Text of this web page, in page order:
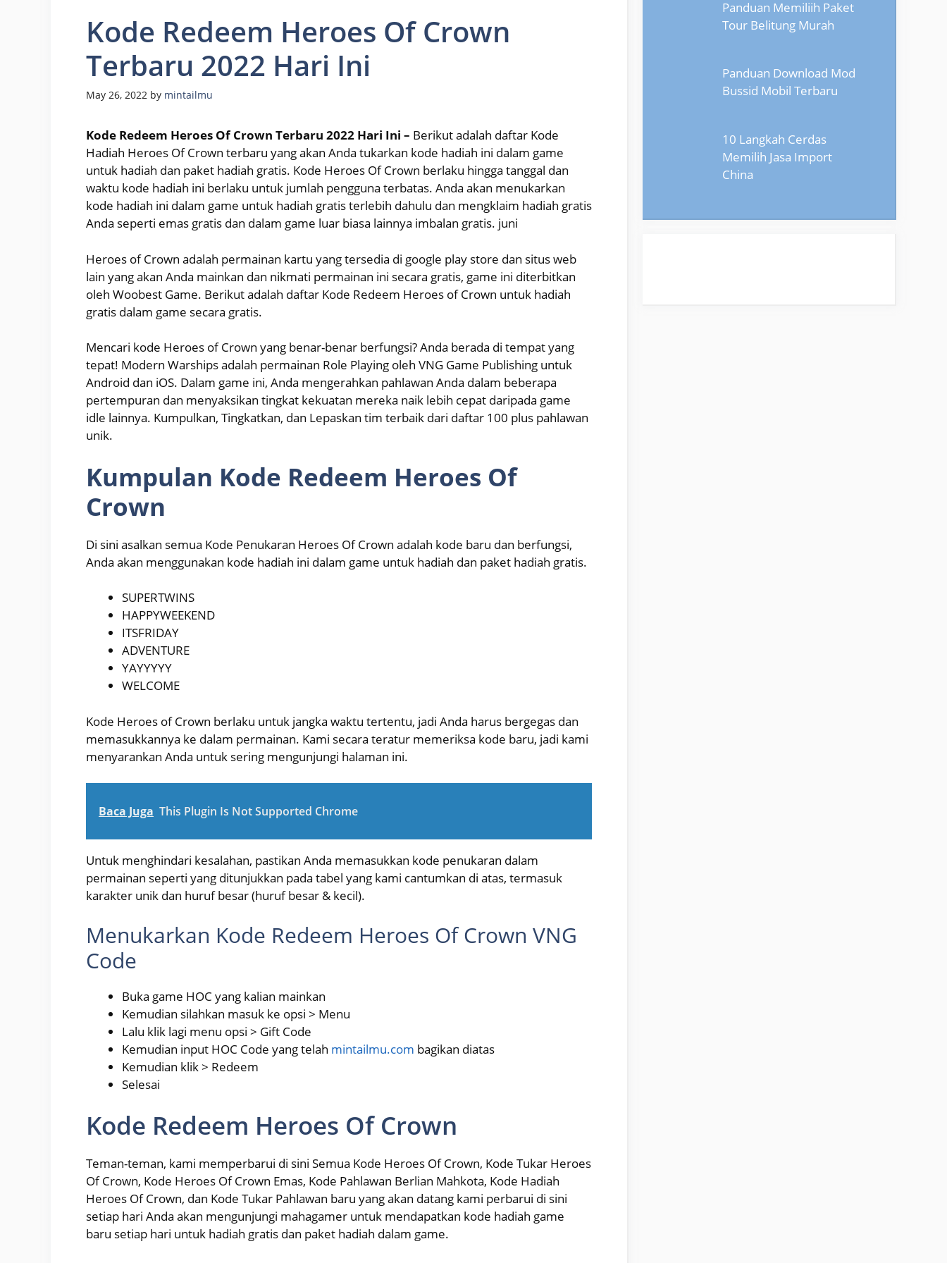
Kode Redeem Heroes Of Crown
Terbaru 2022 Hari Ini
May 26, 2022 by mintailmu
Kode Redeem Heroes Of Crown Terbaru 2022 Hari Ini – Berikut adalah daftar Kode
Hadiah Heroes Of Crown terbaru yang akan Anda tukarkan kode hadiah ini dalam game
untuk hadiah dan paket hadiah gratis. Kode Heroes Of Crown berlaku hingga tanggal dan
waktu kode hadiah ini berlaku untuk jumlah pengguna terbatas. Anda akan menukarkan
kode hadiah ini dalam game untuk hadiah gratis terlebih dahulu dan mengklaim hadiah gratis
Anda seperti emas gratis dan dalam game luar biasa lainnya imbalan gratis. juni
Heroes of Crown adalah permainan kartu yang tersedia di google play store dan situs web
lain yang akan Anda mainkan dan nikmati permainan ini secara gratis, game ini diterbitkan
oleh Woobest Game. Berikut adalah daftar Kode Redeem Heroes of Crown untuk hadiah
gratis dalam game secara gratis.
Mencari kode Heroes of Crown yang benar-benar berfungsi? Anda berada di tempat yang
tepat! Modern Warships adalah permainan Role Playing oleh VNG Game Publishing untuk
Android dan iOS. Dalam game ini, Anda mengerahkan pahlawan Anda dalam beberapa
pertempuran dan menyaksikan tingkat kekuatan mereka naik lebih cepat daripada game
idle lainnya. Kumpulkan, Tingkatkan, dan Lepaskan tim terbaik dari daftar 100 plus pahlawan
unik.
Kumpulan Kode Redeem Heroes Of
Crown
Di sini asalkan semua Kode Penukaran Heroes Of Crown adalah kode baru dan berfungsi,
Anda akan menggunakan kode hadiah ini dalam game untuk hadiah dan paket hadiah gratis.
SUPERTWINS
HAPPYWEEKEND
ITSFRIDAY
ADVENTURE
YAYYYYY
WELCOME
Kode Heroes of Crown berlaku untuk jangka waktu tertentu, jadi Anda harus bergegas dan
memasukkannya ke dalam permainan. Kami secara teratur memeriksa kode baru, jadi kami
menyarankan Anda untuk sering mengunjungi halaman ini.
Baca Juga This Plugin Is Not Supported Chrome
Untuk menghindari kesalahan, pastikan Anda memasukkan kode penukaran dalam
permainan seperti yang ditunjukkan pada tabel yang kami cantumkan di atas, termasuk
karakter unik dan huruf besar (huruf besar & kecil).
Menukarkan Kode Redeem Heroes Of Crown VNG
Code
Buka game HOC yang kalian mainkan
Kemudian silahkan masuk ke opsi > Menu
Lalu klik lagi menu opsi > Gift Code
Kemudian input HOC Code yang telah mintailmu.com bagikan diatas
Kemudian klik > Redeem
Selesai
Kode Redeem Heroes Of Crown
Teman-teman, kami memperbarui di sini Semua Kode Heroes Of Crown, Kode Tukar Heroes
Of Crown, Kode Heroes Of Crown Emas, Kode Pahlawan Berlian Mahkota, Kode Hadiah
Heroes Of Crown, dan Kode Tukar Pahlawan baru yang akan datang kami perbarui di sini
setiap hari Anda akan mengunjungi mahagamer untuk mendapatkan kode hadiah game
baru setiap hari untuk hadiah gratis dan paket hadiah dalam game.
Panduan Memiliih Paket
Tour Belitung Murah
Panduan Download Mod
Bussid Mobil Terbaru
10 Langkah Cerdas
Memilih Jasa Import
China